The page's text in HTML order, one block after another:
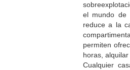
el mundo de
reduce a la
permiten
horas,
Cualquier